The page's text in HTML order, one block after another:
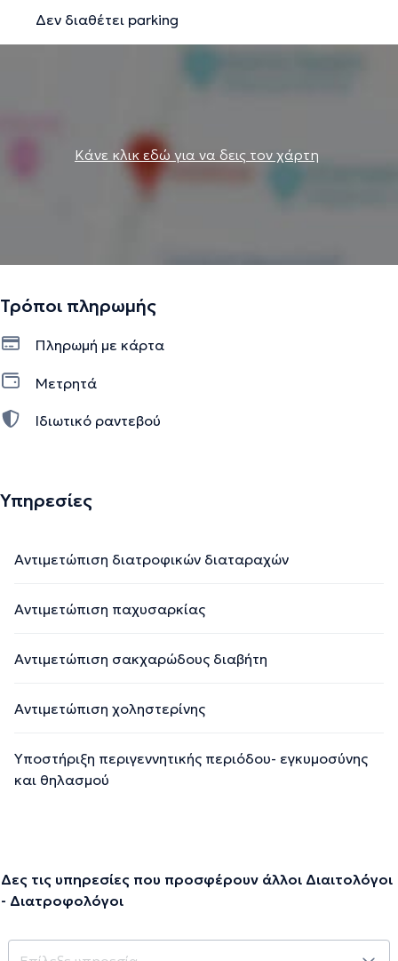
Δεν διαθέτει parking
Κάνε κλικ εδώ για να δεις τον χάρτη
Τρόποι πληρωμής
Πληρωμή με κάρτα
Μετρητά
Ιδιωτικό ραντεβού
Υπηρεσίες
Αντιμετώπιση διατροφικών διαταραχών
Αντιμετώπιση παχυσαρκίας
Αντιμετώπιση σακχαρώδους διαβήτη
Αντιμετώπιση χοληστερίνης
Υποστήριξη περιγεννητικής περιόδου- εγκυμοσύνης
και θηλασμού
Δες τις υπηρεσίες που προσφέρουν άλλοι Διαιτολόγοι
- Διατροφολόγοι